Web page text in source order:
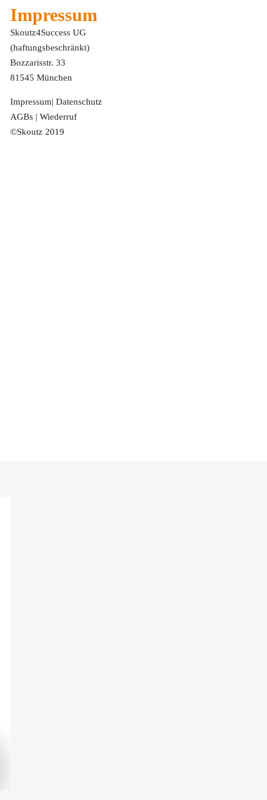
Impressum
Skoutz4Success UG
(haftungsbeschränkt)
Bozzarisstr. 33
81545 München
Impressum| Datenschutz
AGBs| Wiederruf
©Skoutz 2019